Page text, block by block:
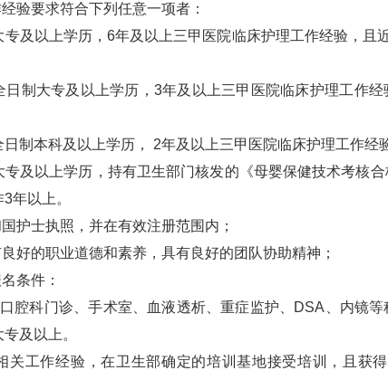
验要求符合下列任意一项者：
及以上学历，6年及以上三甲医院临床护理工作经验，且
制大专及以上学历，3年及以上三甲医院临床护理工作经
制本科及以上学历， 2年及以上三甲医院临床护理工作经
及以上学历，持有卫生部门核发的《母婴保健技术考核合
年以上。
护士执照，并在有效注册范围内；
好的职业道德和素养，具有良好的团队协助精神；
条件：
腔科门诊、手术室、血液透析、重症监护、DSA、内镜等
及以上。
工作经验，在卫生部确定的培训基地接受培训，且获